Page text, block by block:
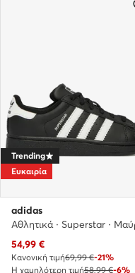
Trending
Ευκαιρία
adidas
Αθλητικά · Superstar ·
Τρέχουσα τιμή
54,99 €
Κανονική τιμή69,99 €-21%
Η χαμηλότερη τιμή58,99 €-6%